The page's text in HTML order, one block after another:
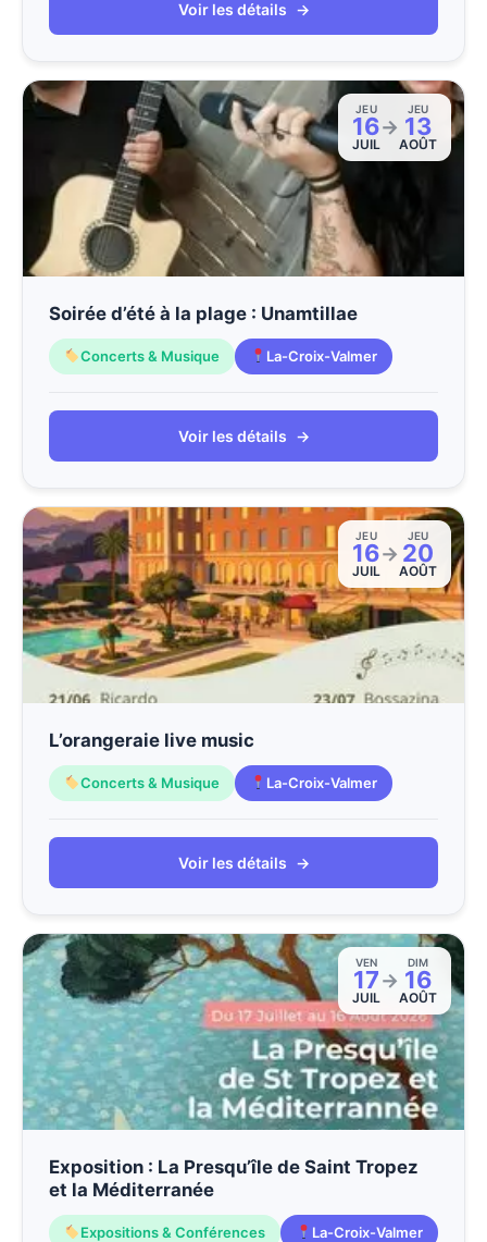
Voir les détails →
JEU
16
JUIL
→
JEU
13
AOÛT
Soirée d’été à la plage : Unamtillae
Concerts & Musique La-Croix-Valmer
Voir les détails →
JEU
16
JUIL
→
JEU
20
AOÛT
L’orangeraie live music
Concerts & Musique La-Croix-Valmer
Voir les détails →
VEN
17
JUIL
→
DIM
16
AOÛT
Exposition : La Presqu’île de Saint Tropez
et la Méditerranée
Expositions & Conférences La-Croix-Valmer